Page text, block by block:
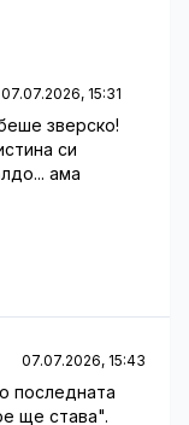
07.07.2026, 15:31
зверско!
си
ама
07.07.2026, 15:43
последната
ще става".